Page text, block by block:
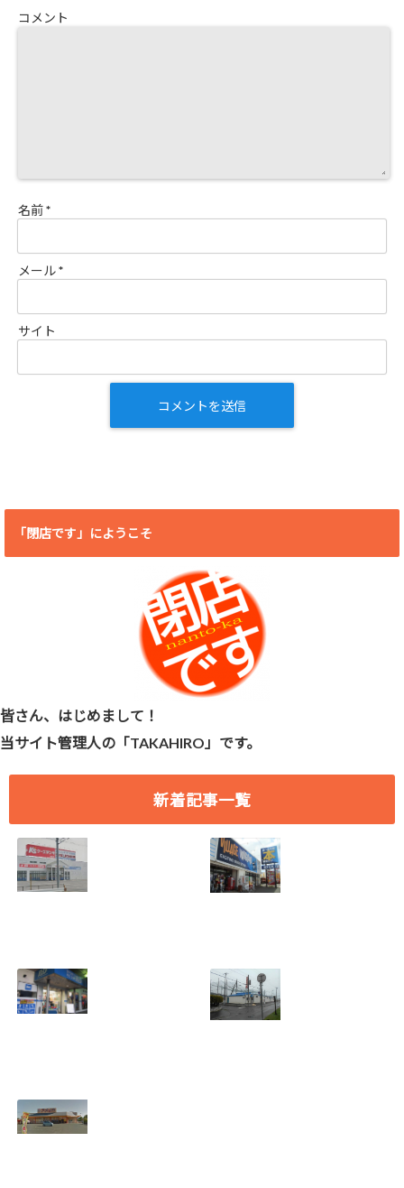
コメント
名前*
メール*
サイト
「閉店です」にようこそ
皆さん、はじめまして！
当サイト管理人の「TAKAHIRO」です。
新着記事一覧
2018年7月29日
(日)をもって閉店
2018.07.19
ード刈谷店 2018年
9月17日(月)をもっ
て閉店
2018年7月29日
(日)をもって閉店